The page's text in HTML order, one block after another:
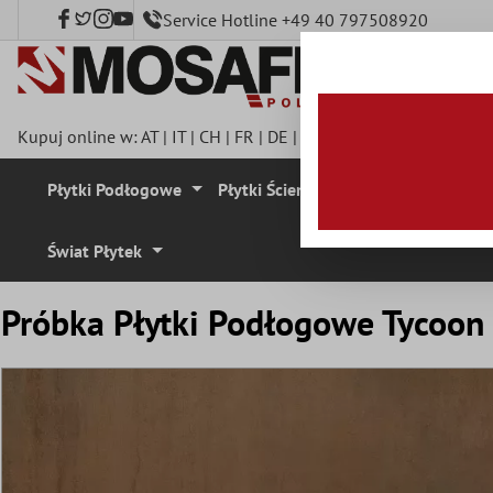
zawartości Service Hotline +49 40 797508920
Kupuj online w:AT| IT| CH | FR | DE |
Płytki Podłogowe Płytki Ścienne
Świat Płytek
Próbka Płytki Podłogowe